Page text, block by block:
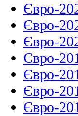
Євро-
Євро-
Євро-
Євро-
Євро-
Євро-
Євро-